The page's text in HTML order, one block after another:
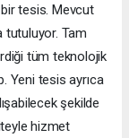
bir tesis. Mevcut
tutuluyor. Tam
tüm teknolojik
Yeni tesis ayrıca
şekilde
hizmet